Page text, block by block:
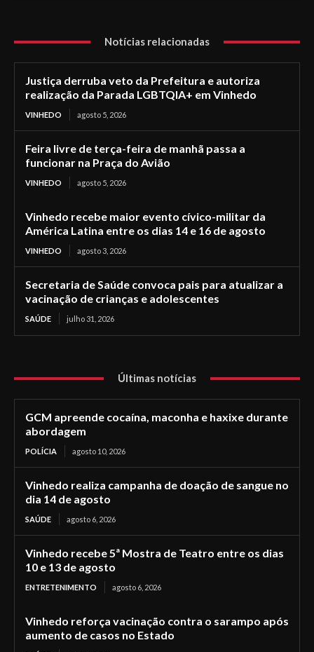
Notícias relacionadas
Justiça derruba veto da Prefeitura e autoriza
realização da Parada LGBTQIA+ em Vinhedo
VINHEDO agosto 5, 2026
Feira livre de terça-feira de manhã passa a
funcionar na Praça do Avião
VINHEDO agosto 5, 2026
Vinhedo recebe maior evento cívico-militar da
América Latina entre os dias 14 e 16 de agosto
VINHEDO agosto 3, 2026
Secretaria de Saúde convoca pais para atualizar a
vacinação de crianças e adolescentes
SAÚDE julho 31, 2026
Últimas notícias
GCM apreende cocaína, maconha e haxixe durante
abordagem
POLÍCIA agosto 10, 2026
Vinhedo realiza campanha de doação de sangue no
dia 14 de agosto
SAÚDE agosto 6, 2026
Vinhedo recebe 5ª Mostra de Teatro entre os dias
10 e 13 de agosto
ENTRETENIMENTO agosto 6, 2026
Vinhedo reforça vacinação contra o sarampo após
aumento de casos no Estado